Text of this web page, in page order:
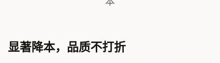
显著降本，品质不打折